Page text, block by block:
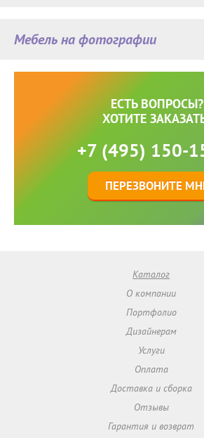
Мебель на фотографии
ЕСТЬ ВОПРОСЫ?
ХОТИТЕ
+7 (495) 150-
ПЕРЕЗВОНИТЕ
Каталог
О компании
Портфолио
Дизайнерам
Услуги
Оплата
Доставка и сборка
Отзывы
Гарантия и возврат